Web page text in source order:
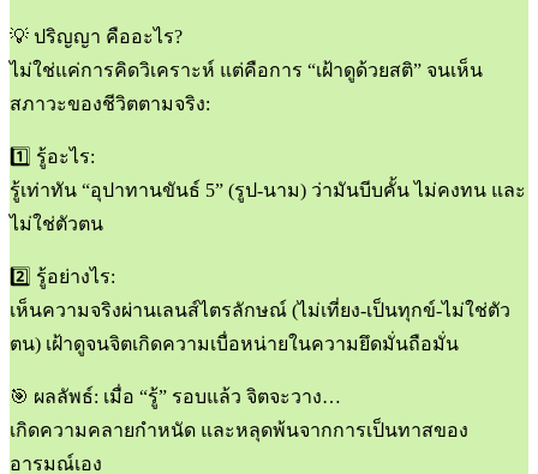
💡 ปริญญา คืออะไร?
ไม่ใช่แค่การคิดวิเคราะห์ แต่คือการ “เฝ้าดูด้วยสติ” จนเห็น
สภาวะของชีวิตตามจริง:
1️⃣ รู้อะไร:
รู้เท่าทัน “อุปาทานขันธ์ 5” (รูป-นาม) ว่ามันบีบคั้น ไม่คงทน และ
ไม่ใช่ตัวตน
2️⃣ รู้อย่างไร:
เห็นความจริงผ่านเลนส์ไตรลักษณ์ (ไม่เที่ยง-เป็นทุกข์-ไม่ใช่ตัว
ตน) เฝ้าดูจนจิตเกิดความเบื่อหน่ายในความยึดมั่นถือมั่น
🎯 ผลลัพธ์: เมื่อ “รู้” รอบแล้ว จิตจะวาง…
เกิดความคลายกำหนัด และหลุดพ้นจากการเป็นทาสของ
อารมณ์เอง